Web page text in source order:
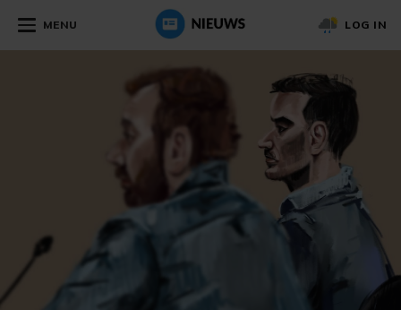
MENU LOG IN